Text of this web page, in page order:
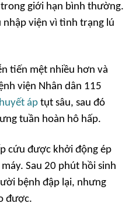
trong giới hạn bình thường.
viện vì tình trạng lú
tiến mệt nhiều hơn và
viện Nhân dân 115
huyết áp tụt sâu, sau đó
tuần hoàn hô hấp.
cứu được khởi động ép
Sau 20 phút hồi sinh
bệnh đập lại, nhưng
được.